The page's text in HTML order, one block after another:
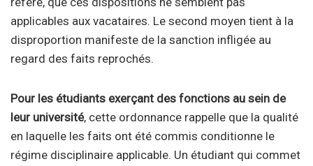
applicables aux vacataires. Le second moyen tient à la
disproportion manifeste de la sanction infligée au
regard des faits reprochés.
Pour les étudiants exerçant des fonctions au sein de
leur université, cette ordonnance rappelle que la qualité
en laquelle les faits ont été commis conditionne le
régime disciplinaire applicable. Un étudiant qui commet